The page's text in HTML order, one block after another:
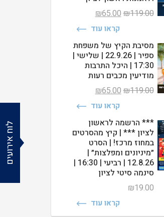
₪119.00
המחיר
היה:
₪119.00.
₪65.00
הוא:
₪65.00.
קראו עוד
מסיבת הקיץ של משפחת
ספיר | 22.9.26 | שלישי |
17:30 | היכל התרבות
מודיעין מכבים רעות
₪119.00
המחיר
היה:
₪119.00.
₪65.00
הוא:
₪65.00.
קראו עוד
*** הרשמה לראשון
לציון *** | קיץ מהסרטים
במחוז מרכז! | הסרט
״מיניונים ומפלצות״ |
12.8.26 | רביעי | 16:30 |
סינמה סיטי לציון
₪19.00
קראו עוד
לוח אירועים